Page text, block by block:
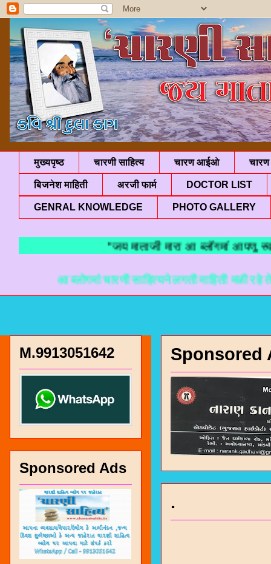
मुख्यपृष्ठ चारणी साहित्य चारण आईओ चारण
बिजनेश माहिती अरजी फार्म DOCTOR LIST
GENRAL KNOWLEDGE PHOTO GALLERY
"जय माताजी मारा आ ब्लॉगमां आपणु
आ ब्लोगमां चारणी साहित्यने लगती माहिती मळी रहे ते माटे
Sponsored
.
M.9913051642
Sponsored Ads